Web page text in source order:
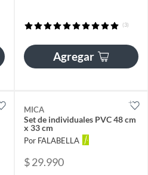
(3)
Agregar
MICA
Set de individuales PVC 48 cm
x 33 cm
Por FALABELLA
$ 29.990